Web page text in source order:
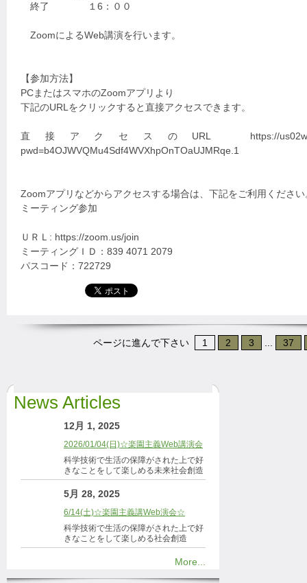
終了 １6：００
ZoomによるWeb講演を行います。
【参加方法】
PCまたはスマホのZoomアプリより
下記のURLをクリックすると直接アクセスできます。
直接アクセスのURL https://
pwd=b4OJWVQMu4Sdf4WVXhpOnTOaUJMRqe.1
Zoomアプリなどからアクセスする場合は、下記をご利用ください
ミーティング参加
ＵＲＬ: https://zoom.us/join
ミーティングＩＤ：839 4071 2079
パスコード：722729
ページに進んで下さい 1 2 3 37
News Articles
12月 1, 2025
2026/01/04(日)☆楽園主義Web講演会
科学技術で生活の保障がされた上で好
きなことをして楽しめる未来社会創造
5月 28, 2025
6/14(土)☆楽園主義講Web演会☆
科学技術で生活の保障がされた上で好
きなことをして楽しめる社会創造
More...